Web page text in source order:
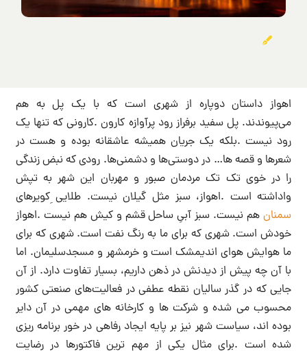
اهواز داستان دوپاره از شهری است که با یک پل به هم
می‌پیوندند. پل سفید برفراز رود پرآوازه کارون .کارونی که تنها یک
رود نیست .بلکه یک جریان همیشه عاشقانه بوده و هست در
شعرها و قصه ها… در دوستی‌ها و دشمنی‌ها. رودی که نبض زندگی
را در خوی تک تک مردمان صبور و مهربان این شهر به تپش
واداشته است .اهواز، سبز مثل گیلان نیست. طلایی ِکویرهای
سمنانهم نیست. سبز آبیِ ساحل قشم و کیش هم نیست .اهواز
خودش است. شهری که برای ما به رنگ نفت است. شهری که برای
ما هوایش هوای اندیمشک است و خرمشهر و مسجدسلیمان. اما
با آن چه پیش از دیدنش در ذهن داریم، بسیار تفاوت دارد. از آن
جایی که در گذر سالیان نقطه عطفی در فعالیت‌های صنعتی کشور
محسوب می شده و شرکت ها و کارخانه های مهمی در آن دایر
بوده اند، سیاست شهر نیز بر پایه ایجاد رفاهی در خور برنامه ریزی
شده است .برای مثال یکی از مهم ترین فاکتورها در رضایت